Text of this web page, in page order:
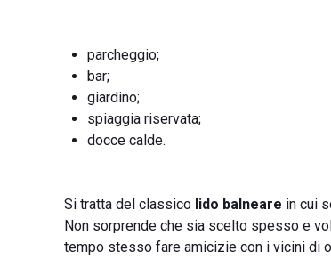
parcheggio;
bar;
giardino;
spiaggia riservata;
docce calde.
Si tratta del classico lido balneare in cui
Non sorprende che sia scelto spesso e
tempo stesso fare amicizie con i vicini di